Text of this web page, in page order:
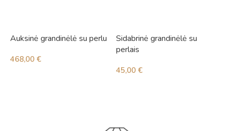
Auksinė grandinėlė su perlu
468,00 €
Sidabrinė grandinėlė su
perlais
45,00 €